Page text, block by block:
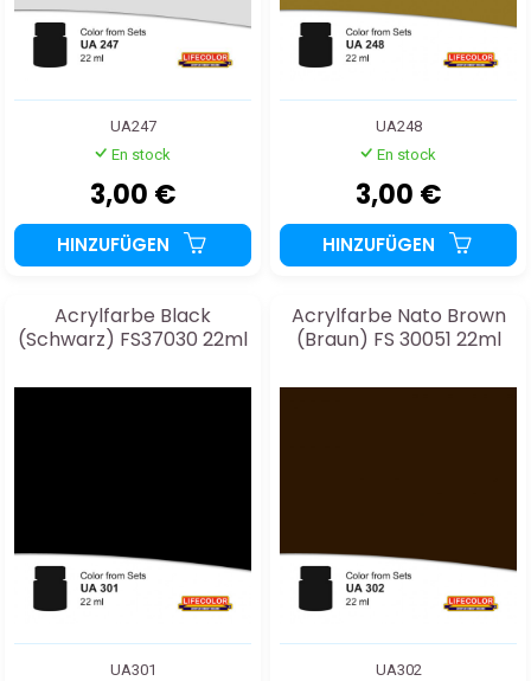
UA247
En stock
3,00 €
HINZUFÜGEN
UA248
En stock
3,00 €
HINZUFÜGEN
Acrylfarbe Black
(Schwarz) FS37030 22ml
UA301
Acrylfarbe Nato Brown
(Braun) FS 30051 22ml
UA302